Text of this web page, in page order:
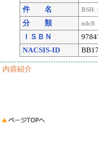
件 名 BSH:
分 類 ndc8:
ＩＳＢＮ
NACSIS-ID
内容紹介